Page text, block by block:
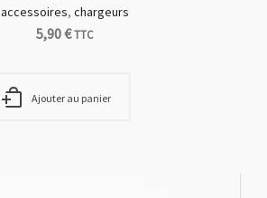
accessoires, chargeurs
5,90€TTC
Ajouter au panier